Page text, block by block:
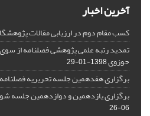
آخرین اخبار
کسب مقام دوم در ارزیابی مقالات
تمدید رتبه علمی پژوهشی فصلنامه از
حوزوی1398-01-29
برگزاری هفدهمین جلسه تحریریه فصلنامه
برگزاری یازدهمین و دوازدهمین جلسه
06-26